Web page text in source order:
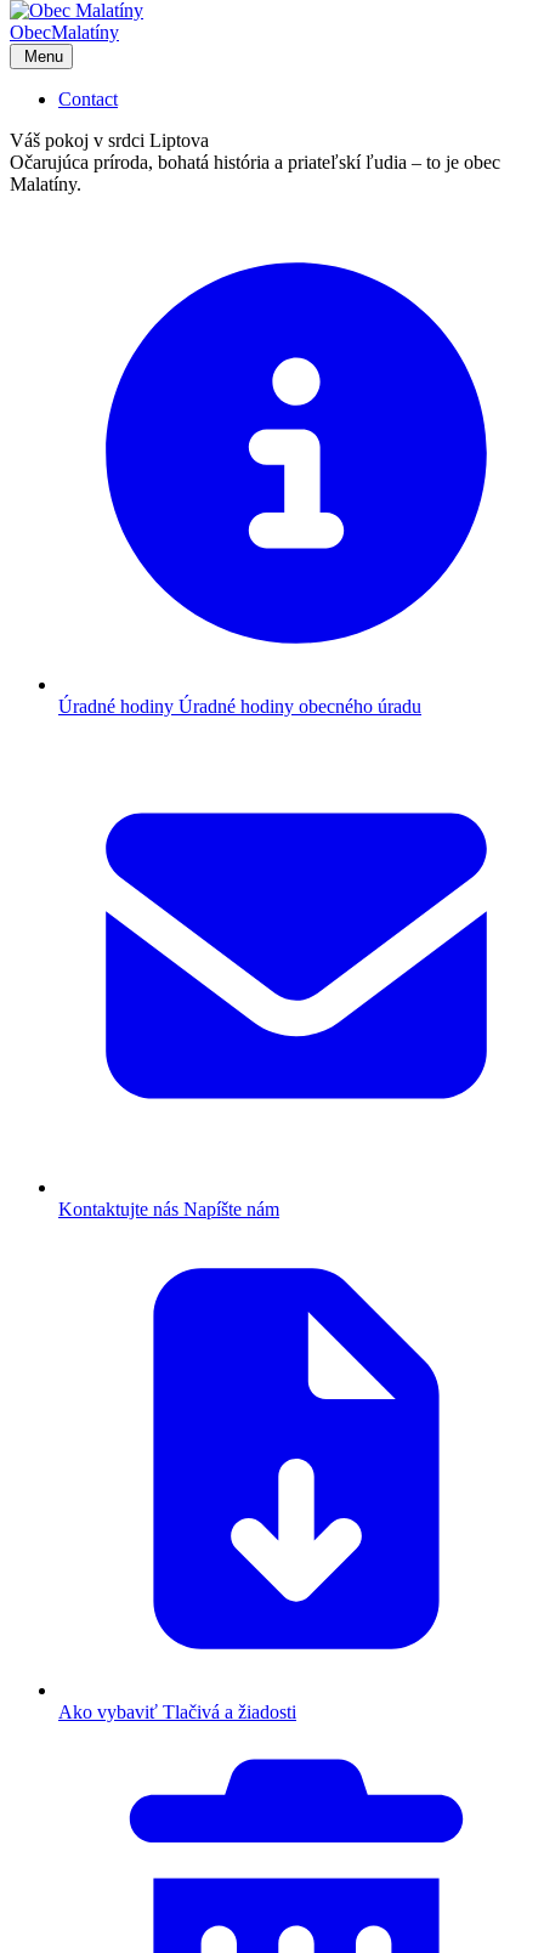
ObecMalatíny
Menu
Contact
Váš pokoj v srdci Liptova
Očarujúca príroda, bohatá história a priateľskí ľudia – to je obec
Malatíny.
Úradné hodiny Úradné hodiny obecného úradu
Kontaktujte nás Napíšte nám
Ako vybaviť Tlačivá a žiadosti